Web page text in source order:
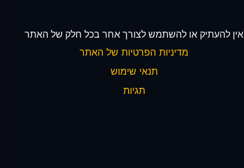
אין להעתיק או להשתמש לצורך אחר בכל חלק של האתר
מדיניות הפרטיות של האתר
תנאי שימוש
תגיות